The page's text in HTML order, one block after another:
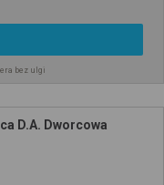
bez ulgi
D.A. Dworcowa